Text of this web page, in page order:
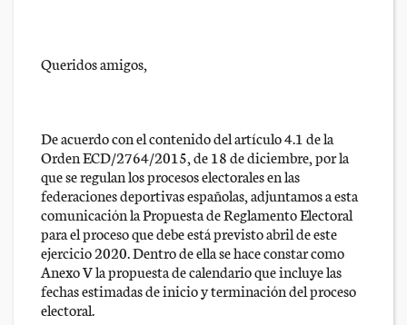
Queridos amigos,
De acuerdo con el contenido del artículo 4.1 de la
Orden ECD/2764/2015, de 18 de diciembre, por la
que se regulan los procesos electorales en las
federaciones deportivas españolas, adjuntamos a esta
comunicación la Propuesta de Reglamento Electoral
para el proceso que debe está previsto abril de este
ejercicio 2020. Dentro de ella se hace constar como
Anexo V la propuesta de calendario que incluye las
fechas estimadas de inicio y terminación del proceso
electoral.